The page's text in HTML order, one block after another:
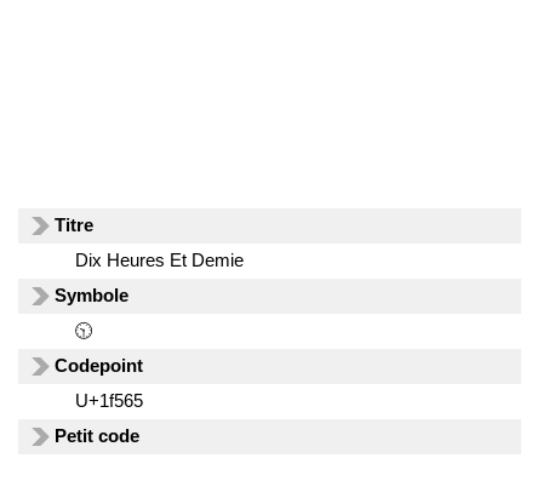
Titre
Dix Heures Et Demie
Symbole
🕥
Codepoint
U+1f565
Petit code